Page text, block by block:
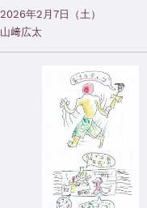
2026年2月7日（土）
山﨑広太